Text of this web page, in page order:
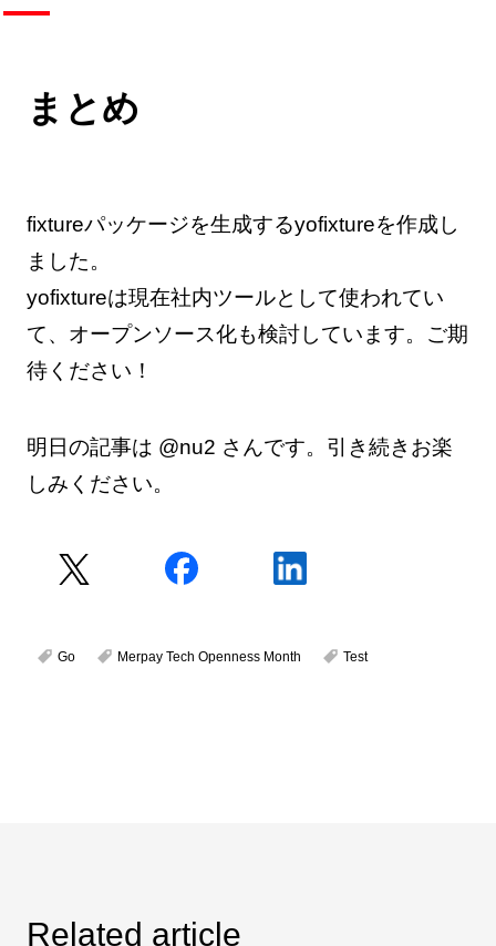
まとめ
fixtureパッケージを生成するyofixtureを作成し
ました。
yofixtureは現在社内ツールとして使われてい
て、オープンソース化も検討しています。ご期
待ください！
明日の記事は @nu2 さんです。引き続きお楽
しみください。
Go Merpay Tech Openness Month Test
Related article